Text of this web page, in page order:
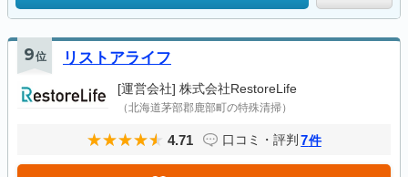
9位 リストアライフ
[運営会社] 株式会社RestoreLife
（北海道茅部郡鹿部町の特殊清掃）
4.71 口コミ・評判 7件